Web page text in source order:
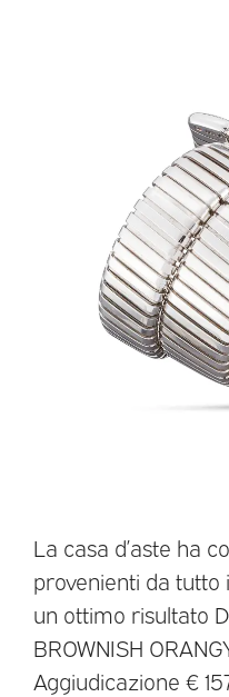
La casa d’aste ha
provenienti da tutto
un ottimo risultato
BROWNISH
Aggiudicazione €